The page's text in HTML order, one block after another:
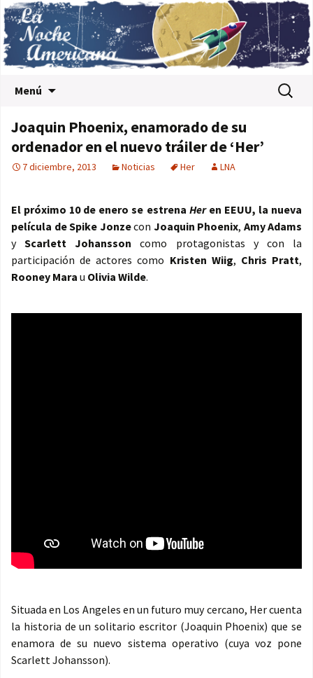
Menú Buscar:
Joaquin Phoenix, enamorado de su
ordenador en el nuevo tráiler de ‘Her’
7 diciembre, 2013 Noticias Her LNA
El próximo 10 de enero se estrena Heren EEUU, la nueva
película de Spike Jonzecon Joaquin Phoenix, Amy Adams
yScarlett Johansson como protagonistas y con la
participación de actores como Kristen Wiig, Chris Pratt,
Rooney Mara u Olivia Wilde.
Situada en Los Angeles en un futuro muy cercano, Her cuenta
la historia de un solitario escritor (Joaquin Phoenix) que se
enamora de su nuevo sistema operativo (cuya voz pone
Scarlett Johansson).